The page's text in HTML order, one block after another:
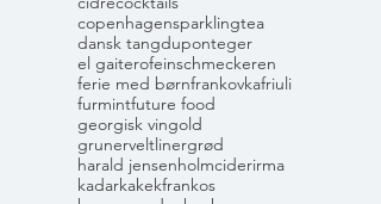
copenhagensparklingtea
dansk tangduponteger
el gaiterofeinschmeckeren
ferie med børnfrankovkafriuli
furmintfuture food
georgisk vingold
grunerveltlinergrød
harald jensenholmciderirma
kadarkakekfrankos